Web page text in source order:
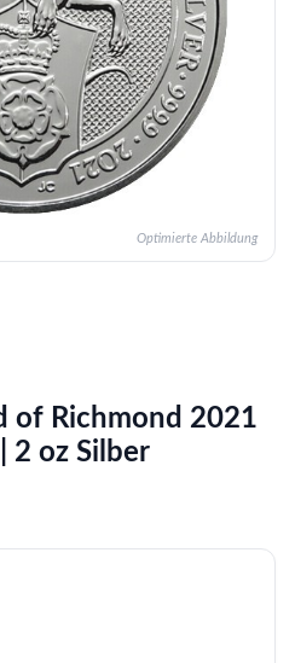
Optimierte Abbildung
of Richmond 2021
2 oz Silber